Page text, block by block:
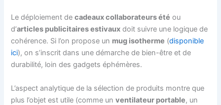
Le déploiement decadeaux collaborateurs été ou
d’articles publicitaires estivaux doit suivre une logique de
cohérence. Si l’on propose un mug isotherme (disponible
ici), on s’inscrit dans une démarche de bien-être et de
durabilité, loin des gadgets éphémères.
L’aspect analytique de la sélection de produits montre que
plus l’objet est utile (comme unventilateur portable, un